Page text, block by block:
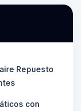
Repuesto
con